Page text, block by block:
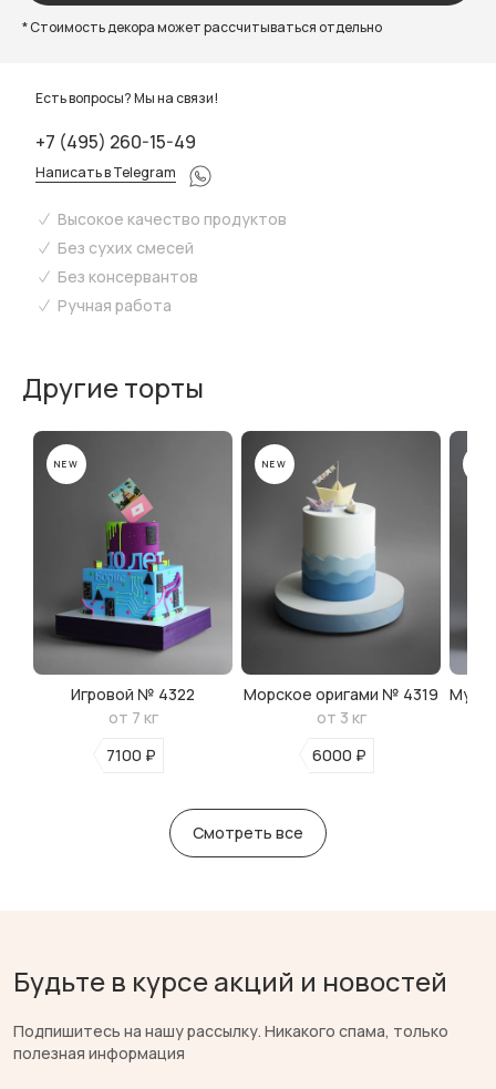
* Стоимость декора может рассчитываться отдельно
Есть вопросы? Мы на связи!
+7 (495) 260-15-49
Написать в Telegram
Высокое качество продуктов
Без сухих смесей
Без консервантов
Ручная работа
Другие торты
Игровой № 4322
от 7 кг
7100 ₽
NEW
Морское оригами № 4319
от 3 кг
6000 ₽
NEW
Смотреть все
Будьте в курсе акций и новостей
Подпишитесь на нашу рассылку. Никакого спама, только
полезная информация